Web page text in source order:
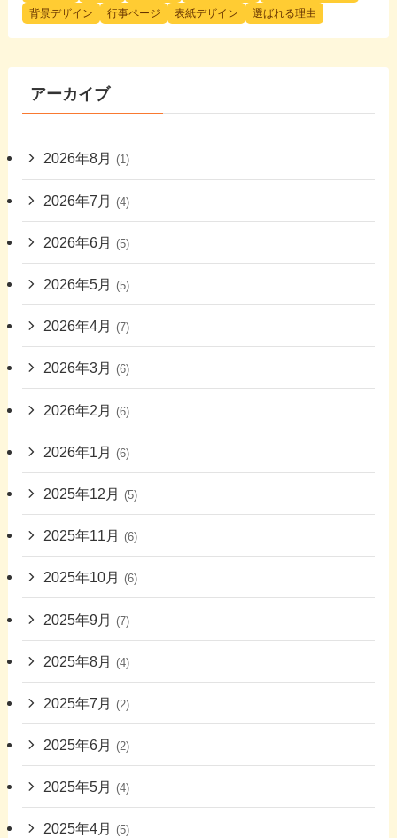
背景デザイン
行事ページ 表紙デザイン 選ばれる理由
アーカイブ
2026年8月 (1)
2026年7月 (4)
2026年6月 (5)
2026年5月 (5)
2026年4月 (7)
2026年3月 (6)
2026年2月 (6)
2026年1月 (6)
2025年12月 (5)
2025年11月 (6)
2025年10月 (6)
2025年9月 (7)
2025年8月 (4)
2025年7月 (2)
2025年6月 (2)
2025年5月 (4)
2025年4月 (5)